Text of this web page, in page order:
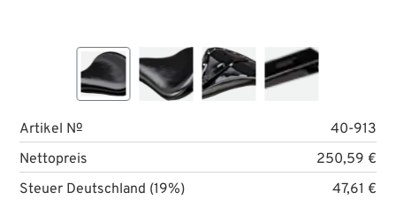
Artikel №
40-913
Nettopreis
250,59 €
Steuer Deutschland (19%)
47,61 €